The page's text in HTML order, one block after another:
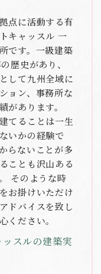
点に活動する有
キャッスル 一
です。一級建築
歴史があり、
して九州全域に
ョン、事務所な
があります。
てることは一生
いかの経験で
らないことが多
ことも沢山ある
そのような時
お掛けいただけ
ドバイスを致し
ください。
スルの建築実